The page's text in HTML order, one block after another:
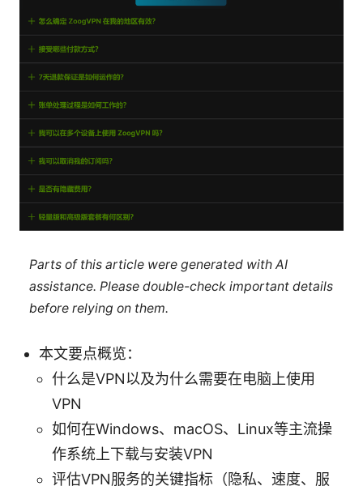
Parts of this article were generated with AI
assistance. Please double-check important details
before relying on them.
本文要点概览：
什么是VPN以及为什么需要在电脑上使用
VPN
如何在Windows、macOS、Linux等主流操
作系统上下载与安装VPN
评估VPN服务的关键指标（隐私、速度、服